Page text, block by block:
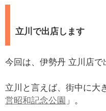
立川で出店します
今回は、伊勢丹 立川店で
立川と言えば、街中に大
営昭和記念公園 」。